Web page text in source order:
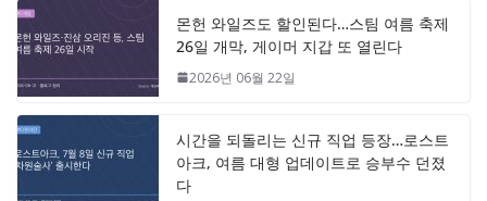
몬헌 와일즈도 할인된다…스팀 여름 축제
26일 개막, 게이머 지갑 또 열린다
2026년 06월 22일
시간을 되돌리는 신규 직업 등장…로스트
아크, 여름 대형 업데이트로 승부수 던졌
다